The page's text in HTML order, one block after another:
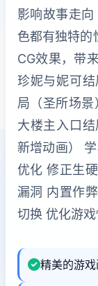
影响故事走
色都有独特的
CG效果，带
珍妮与妮可
局（圣所场
大楼主入口结
新增动画）
优化 修正生
漏洞 内置作
切换 优化游
精美的游